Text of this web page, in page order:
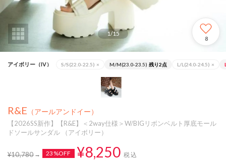
1/15
8
アイボリー（IV） S/S(22.0-22.5) × M/M(23.0-23.5) 残り2点 L/L(24.0-24.5) ×
R&E （アールアンドイー）
【2026SS新作】【R&E】＜2way仕様＞W/BIGリボンベルト厚底モール
ドソールサンダル （アイボリー）
¥10,780 23%OFF ¥8,250 税込